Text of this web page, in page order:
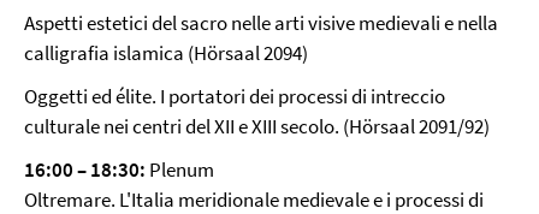
Aspetti estetici del sacro nelle arti visive medievali e nella
calligrafia islamica (Hörsaal 2094)
Oggetti ed élite. I portatori dei processi di intreccio
culturale nei centri del XII e XIII secolo. (Hörsaal 2091/92)
16:00 – 18:30: Plenum
Oltremare. L'Italia meridionale medievale e i processi di